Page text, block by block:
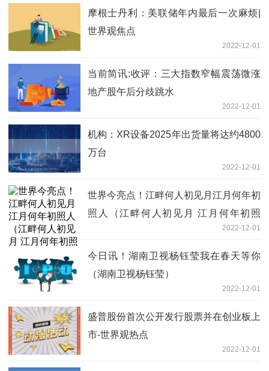
摩根士丹利：美联储年内最后一次麻烦|
世界观焦点
2022-12-01
当前简讯:收评：三大指数窄幅震荡微涨
地产股午后分歧跳水
2022-12-01
机构：XR设备2025年出货量将达约4800
万台
2022-12-01
世界今亮点！江畔何人初见月江月何年初
照人（江畔何人初见月 江月何年初照
2022-12-01
今日讯！湖南卫视杨钰莹我在春天等你
（湖南卫视杨钰莹）
2022-12-01
盛普股份首次公开发行股票并在创业板上
市-世界观热点
2022-12-01